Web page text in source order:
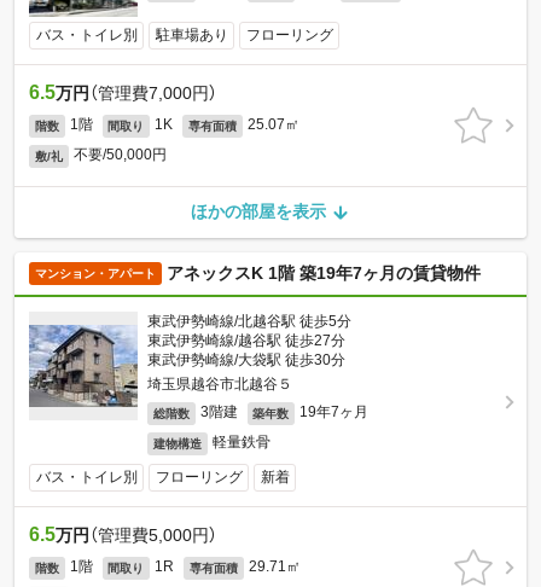
バス・トイレ別 駐車場あり フローリング
6.5万円 （管理費7,000円）
階数 1階 間取り 1K 専有面積 25.07㎡
敷/礼 不要/50,000円
ほかの部屋を表示
マンション・アパート アネックスK 1階 築19年7ヶ月の賃貸物件
東武伊勢崎線/北越谷駅 徒歩5分
東武伊勢崎線/越谷駅 徒歩27分
東武伊勢崎線/大袋駅 徒歩30分
埼玉県越谷市北越谷５
総階数 3階建 築年数 19年7ヶ月
建物構造 軽量鉄骨
バス・トイレ別 フローリング 新着
6.5万円 （管理費5,000円）
階数 1階 間取り 1R 専有面積 29.71㎡